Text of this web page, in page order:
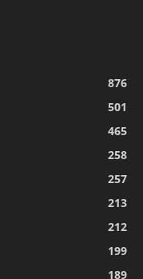
876
501
465
258
257
213
212
199
189